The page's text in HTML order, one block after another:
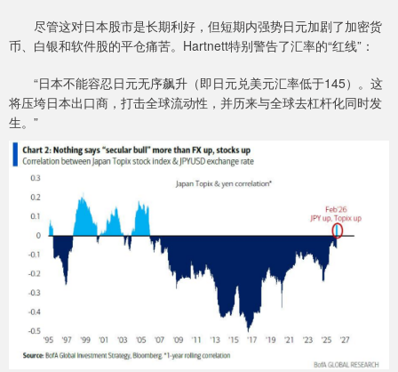
尽管这对日本股市是长期利好，但短期内强势日元加剧了加密货
币、白银和软件股的平仓痛苦。Hartnett特别警告了汇率的“红线”：
“日本不能容忍日元无序飙升（即日元兑美元汇率低于145）。这
将压垮日本出口商，打击全球流动性，并历来与全球去杠杆化同时发
生。”